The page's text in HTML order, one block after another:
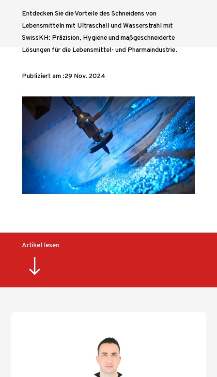
Entdecken Sie die Vorteile des Schneidens von
Lebensmitteln mit Ultraschall und Wasserstrahl mit
SwissKH: Präzision, Hygiene und maßgeschneiderte
Lösungen für die Lebensmittel- und Pharmaindustrie.
Publiziert am :29 Nov. 2024
Artikel lesen
"